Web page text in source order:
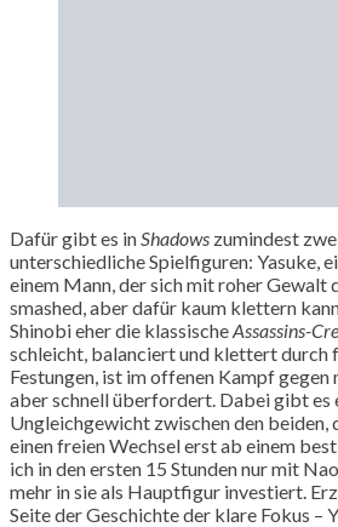
Dafür gibt es inShadows zumindest
unterschiedliche Spielfiguren: Yasuke,
einem Mann, der sich mit roher Gewalt
smashed, aber dafür kaum klettern
Shinobi eher die klassischeAssassins-
schleicht, balanciert und klettert durch
Festungen, ist im offenen Kampf gegen
aber schnell überfordert. Dabei gibt es
Ungleichgewicht zwischen den beiden,
einen freien Wechsel erst ab einem
ich in den ersten 15 Stunden nur mit
mehr in sie als Hauptfigur investiert.
Seite der Geschichte der klare Fokus –